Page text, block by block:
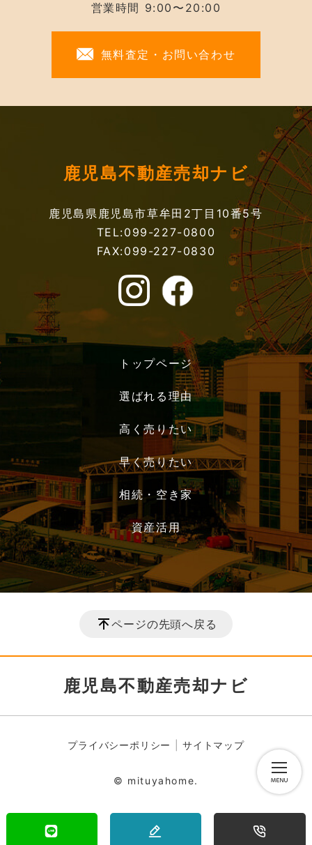
営業時間 9:00〜20:00
無料査定・お問い合わせ
鹿児島不動産売却ナビ
鹿児島県鹿児島市草牟田2丁目10番5号
TEL:099-227-0800
FAX:099-227-0830
トップページ
選ばれる理由
高く売りたい
早く売りたい
相続・空き家
資産活用
ページの先頭へ戻る
鹿児島不動産売却ナビ
プライバシーポリシー サイトマップ
© mituyahome.